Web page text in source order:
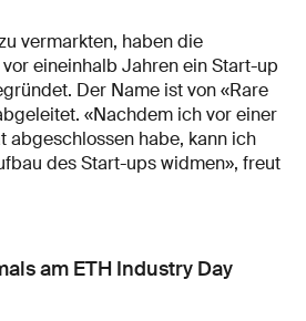
vermarkten, haben die
eineinhalb Jahren ein Start-up
Der Name ist von «Rare
«Nachdem ich vor einer
abgeschlossen habe, kann ich
des Start-ups widmen», freut
am ETH Industry Day